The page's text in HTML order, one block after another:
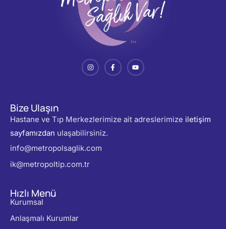
Bize Ulaşın
Hastane ve Tıp Merkezlerimize ait adreslerimize iletişim
sayfamızdan ulaşabilirsiniz.
info@metropolsaglik.com
ik@metropoltip.com.tr
Hızlı Menü
Kurumsal
Anlaşmalı Kurumlar